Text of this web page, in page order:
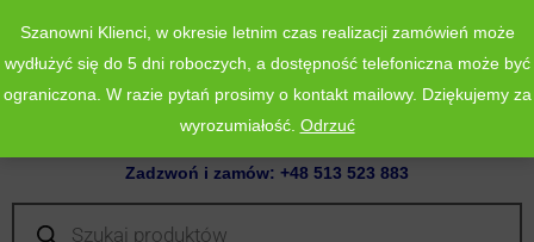
Zadzwoń i zamów: +48 513 523 883
Wyszukiwarka
produktów
Szanowni Klienci, w okresie letnim czas realizacji zamówień może
wydłużyć się do 5 dni roboczych, a dostępność telefoniczna może być
ograniczona. W razie pytań prosimy o kontakt mailowy. Dziękujemy za
wyrozumiałość. Odrzuć